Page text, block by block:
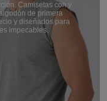
Camisetas con y
de primera
y diseñados para
impecables.